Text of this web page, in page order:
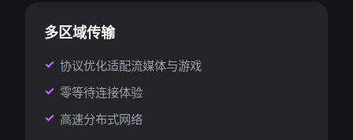
多区域传输
协议优化适配流媒体与游戏
零等待连接体验
高速分布式网络